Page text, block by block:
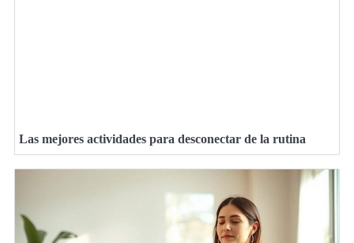
Las mejores actividades para desconectar de la rutina